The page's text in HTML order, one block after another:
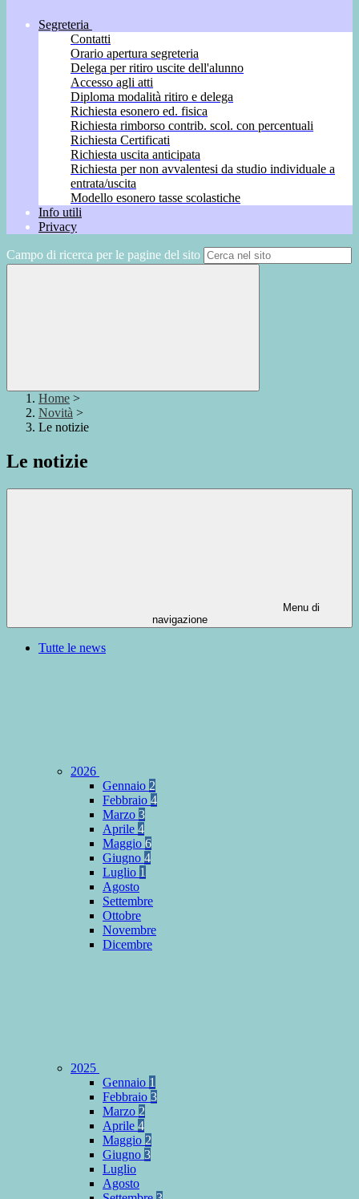
Segreteria
Contatti
Orario apertura segreteria
Delega per ritiro uscite dell'alunno
Accesso agli atti
Diploma modalità ritiro e delega
Richiesta esonero ed. fisica
Richiesta rimborso contrib. scol. con percentuali
Richiesta Certificati
Richiesta uscita anticipata
Richiesta per non avvalentesi da studio individuale a
entrata/uscita
Modello esonero tasse scolastiche
Info utili
Privacy
Campo di ricerca per le pagine del sito
Home >
Novità >
Le notizie
Le notizie
Menu di
navigazione
Tutte le news
2026
Gennaio 2
Febbraio 4
Marzo 3
Aprile 4
Maggio 6
Giugno 4
Luglio 1
Agosto
Settembre
Ottobre
Novembre
Dicembre
2025
Gennaio 1
Febbraio 3
Marzo 2
Aprile 4
Maggio 2
Giugno 3
Luglio
Agosto